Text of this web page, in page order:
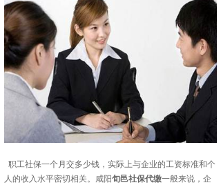
职工社保一个月交多少钱，实际上与企业的工资标准和个
人的收入水平密切相关。咸阳旬邑社保代缴一般来说，企